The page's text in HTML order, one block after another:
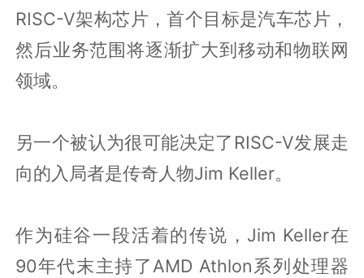
RISC-V架构芯片，首个目标是汽车芯片，
然后业务范围将逐渐扩大到移动和物联网
领域。
另一个被认为很可能决定了RISC-V发展走
向的入局者是传奇人物Jim Keller。
作为硅谷一段活着的传说，Jim Keller在
90年代末主持了AMD Athlon系列处理器